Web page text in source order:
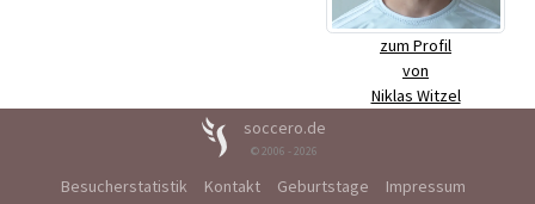
zum Profil
von
Niklas Witzel
soccero.de
© 2006 - 2026
Besucherstatistik Kontakt Geburtstage
Impressum